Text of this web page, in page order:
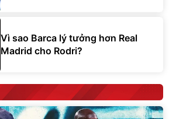
Vì sao Barca lý tưởng hơn Real
Madrid cho Rodri?